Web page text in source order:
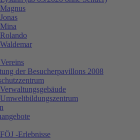
Magnus
Jonas
Mina
Rolando
Waldemar
der Besucherpavillons 2008
Verwaltungsgebäude
Umweltbildungszentrum
FÖJ -Erlebnisse